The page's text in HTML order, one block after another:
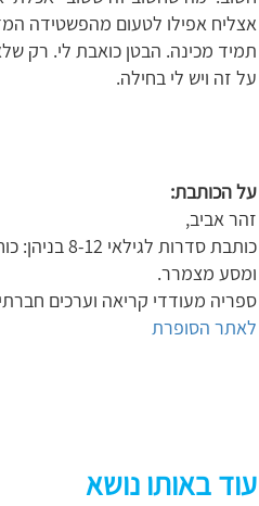
אצליח אפילו לטעום מהפשטידה
תמיד מכינה. הבטן כואבת לי. רק
על זה ויש לי בחילה.
על הכותבת:
זהר אביב,
כותבת סדרות
ומסע מצמרר.
ספריה מעודדי קריאה וערכים
לאתר הסופרת
עוד באותו נושא